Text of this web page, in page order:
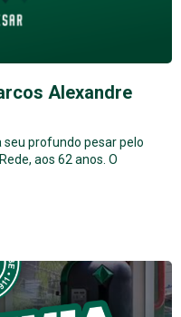
Alexandre
seu profundo pesar pelo
aos 62 anos. O